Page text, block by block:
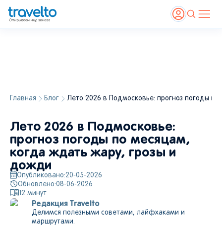
Главная Блог Лето 2026 в Подмосковье: прогноз погоды
Лето 2026 в Подмосковье:
прогноз погоды по месяцам,
когда ждать жару, грозы и
дожди
Опубликовано:20-05-2026
Обновлено:08-06-2026
12 минут
Редакция Travelto
Делимся полезными советами, лайфхаками и
маршрутами.